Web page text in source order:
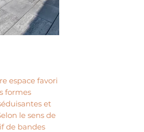
espace favori
formes
et
le sens de
de bandes